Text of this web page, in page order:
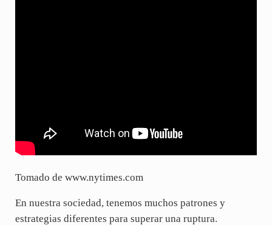
Tomado de www.nytimes.com
En nuestra sociedad, tenemos muchos patrones y
estrategias diferentes para superar una ruptura.